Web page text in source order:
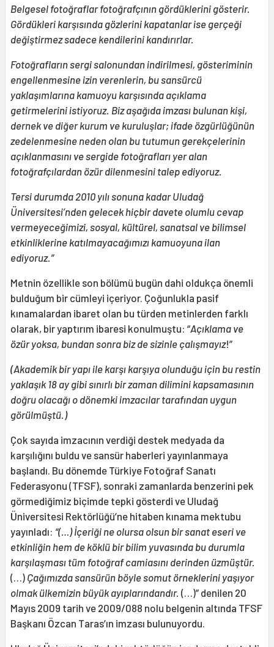
Belgesel fotoğraflar fotoğrafçının gördüklerini gösterir.
Gördükleri karşısında gözlerini kapatanlar ise gerçeği
değiştirmez sadece kendilerini kandırırlar.
Fotoğrafların sergi salonundan indirilmesi, gösteriminin
engellenmesine izin verenlerin, bu sansürcü
yaklaşımlarına kamuoyu karşısında açıklama
getirmelerini istiyoruz. Biz aşağıda imzası bulunan kişi,
dernek ve diğer kurum ve kuruluşlar; ifade özgürlüğünün
zedelenmesine neden olan bu tutumun gerekçelerinin
açıklanmasını ve sergide fotoğrafları yer alan
fotoğrafçılardan özür dilenmesini talep ediyoruz.
Tersi durumda 2010 yılı sonuna kadar Uludağ
Üniversitesi’nden gelecek hiçbir davete olumlu cevap
vermeyeceğimizi, sosyal, kültürel, sanatsal ve bilimsel
etkinliklerine katılmayacağımızı kamuoyuna ilan
ediyoruz.”
Metnin özellikle son bölümü bugün dahi oldukça önemli
bulduğum bir cümleyi içeriyor. Çoğunlukla pasif
kınamalardan ibaret olan bu türden metinlerden farklı
olarak, bir yaptırım ibaresi konulmuştu: “Açıklama ve
özür yoksa, bundan sonra biz de sizinle çalışmayız!”
(Akademik bir yapı ile karşı karşıya olunduğu için bu restin
yaklaşık 18 ay gibi sınırlı bir zaman dilimini kapsamasının
doğru olacağı o dönemki imzacılar tarafından uygun
görülmüştü.)
Çok sayıda imzacının verdiği destek medyada da
karşılığını buldu ve sansür haberleri yayınlanmaya
başlandı. Bu dönemde Türkiye Fotoğraf Sanatı
Federasyonu (TFSF), sonraki zamanlarda benzerini pek
görmediğimiz biçimde tepki gösterdi ve Uludağ
Üniversitesi Rektörlüğü’ne hitaben kınama mektubu
yayınladı: “(…) İçeriği ne olursa olsun bir sanat eseri ve
etkinliğin hem de köklü bir bilim yuvasında bu durumla
karşılaşması tüm fotoğraf camiasını derinden üzmüştür.
(…) Çağımızda sansürün böyle somut örneklerini yaşıyor
olmak ülkemizin büyük ayıplarındandır. (…)” denilen 20
Mayıs 2009 tarih ve 2009/088 nolu belgenin altında TFSF
Başkanı Özcan Taras’ın imzası bulunuyordu.